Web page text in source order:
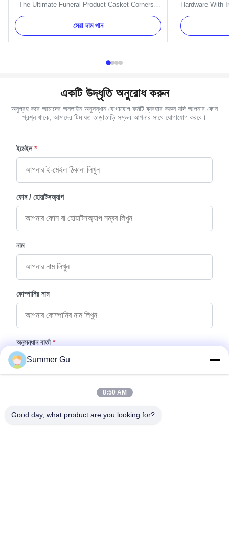
- The Ultimate Funeral Product Casket Corners
provide an easy and stylish way to decorate your
casket with a beautiful, timeless look. Our
product is perfect for any funeral home, large or
small. Manufactured by a leading large funeral
সেরা দাম পান
Hardware With
A05 Iron
use with plate
A05 Material
Delivery Time
একটি উদ্ধৃতি অনুরোধ করুন
অনুগ্রহ করে আমাদের অনলাইন অনুসন্ধান যোগাযোগ ফর্মটি ব্যবহার করুন যদি আপনার কোন
প্রশ্ন থাকে, আমাদের টিম যত তাড়াতাড়ি সম্ভব আপনার সাথে যোগাযোগ করবে।
ইমেইল *
ফোন / হোয়াটসঅ্যাপ
নাম
কোম্পানির নাম
অনুসন্ধান বার্তা *
Summer Gu
8:50 AM
Good day, what product are you looking for?